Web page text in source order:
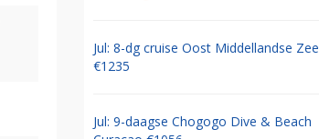
Jul: 8-dg cruise Oost Middellandse Zee
€1235
Jul: 9-daagse Chogogo Dive & Beach